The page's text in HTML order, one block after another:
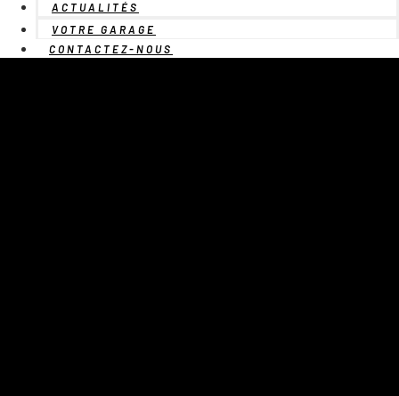
ACTUALITÉS
VOTRE GARAGE
CONTACTEZ-NOUS